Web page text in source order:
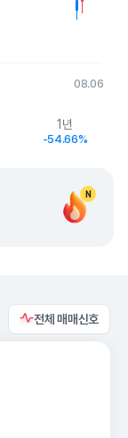
08.06
1년
-54.66%
N
전체 매매신호